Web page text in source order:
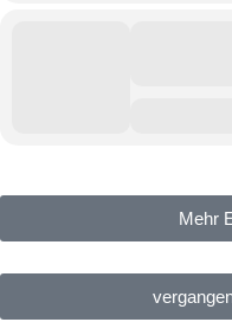
Mehr